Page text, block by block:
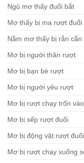
Ngủ mơ thấy đuổi bắt
Mơ thấy bị ma rượt đuổi
Nằm mơ thấy bị rắn
Mơ bị người thân rượt
Mơ bị bạn bè rượt
Mơ bị người yêu rượt
Mơ bị rượt chạy trốn
Mơ bị sếp rượt đuổi
Mơ bị động vật rượt đuổi
Mơ bị rượt chạy xuống